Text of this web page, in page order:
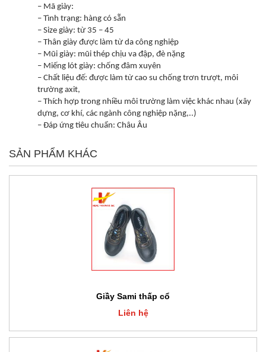
– Mã giày:
– Tình trạng: hàng có sẵn
– Size giày: từ 35 – 45
– Thân giày được làm từ da công nghiệp
– Mũi giày: mũi thép chịu va đập, đè nặng
– Miếng lót giày: chống đâm xuyên
– Chất liệu đế: được làm từ cao su chống trơn trượt, môi
trường axit,
– Thích hợp trong nhiều môi trường làm việc khác nhau (xây
dựng, cơ khí, các ngành công nghiệp nặng,..)
– Đáp ứng tiêu chuẩn: Châu Âu
SẢN PHẨM KHÁC
Giầy Sami thấp cổ
Liên hệ